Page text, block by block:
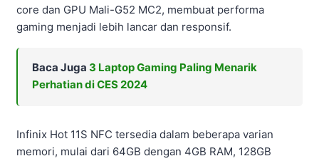
core dan GPU Mali-G52 MC2, membuat performa
gaming menjadi lebih lancar dan responsif.
Baca Juga 3 Laptop Gaming Paling Menarik
Perhatian di CES 2024
Infinix Hot 11S NFC tersedia dalam beberapa varian
memori, mulai dari 64GB dengan 4GB RAM, 128GB